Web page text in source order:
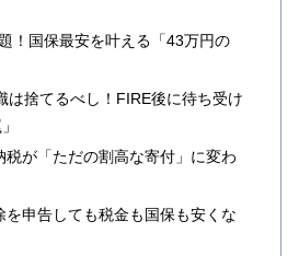
！国保最安を叶える「43万円の
は捨てるべし！FIRE後に待ち受け
税が「ただの割高な寄付」に変わ
を申告しても税金も国保も安くな